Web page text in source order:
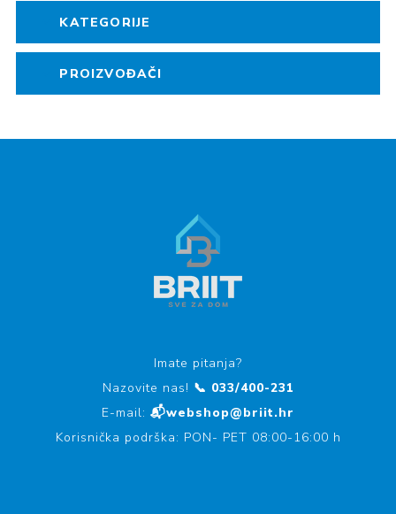
KATEGORIJE
PROIZVOĐAČI
Imate pitanja?
Nazovite nas! 📞 033/400-231
E-mail: 📬webshop@briit.hr
Korisnička podrška: PON- PET 08:00-16:00 h